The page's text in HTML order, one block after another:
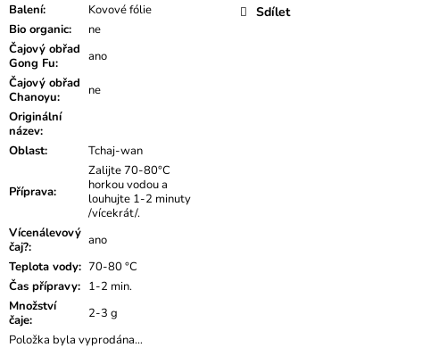
Balení:
Kovové fólie
Bio organic:
ne
Čajový obřad
Gong Fu:
ano
Čajový obřad
Chanoyu:
ne
Originální
název:
Oblast: Tchaj-wan
Příprava:
Zalijte 70-80°C
horkou vodou a
louhujte 1-2 minuty
/vícekrát/.
Vícenálevový
čaj?:
ano
Teplota vody: 70-80 °C
Čas přípravy: 1-2 min.
Množství
čaje:
2-3 g
Položka byla vyprodána…
Sdílet